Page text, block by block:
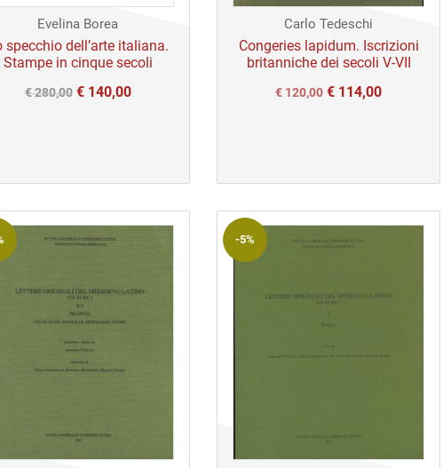
Evelina Borea
specchio dell’arte italiana.
Stampe in cinque secoli
€280,00 Il
€140,00Il
Carlo Tedeschi
Congeries lapidum. Iscrizioni
britanniche dei secoli V-VII
Il
€ 120,00Il€ 114,00
-5%